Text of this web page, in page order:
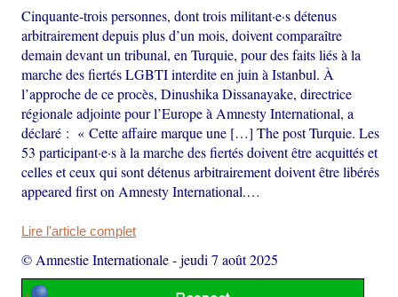
Cinquante-trois personnes, dont trois militant·e·s détenus
arbitrairement depuis plus d’un mois, doivent comparaître
demain devant un tribunal, en Turquie, pour des faits liés à la
marche des fiertés LGBTI interdite en juin à Istanbul. À
l’approche de ce procès, Dinushika Dissanayake, directrice
régionale adjointe pour l’Europe à Amnesty International, a
déclaré : « Cette affaire marque une […] The post Turquie. Les
53 participant·e·s à la marche des fiertés doivent être acquittés et
celles et ceux qui sont détenus arbitrairement doivent être libérés
appeared first on Amnesty International.…
Lire l'article complet
© Amnestie Internationale-jeudi 7 août 2025